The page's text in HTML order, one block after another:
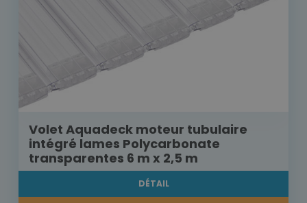
Volet Aquadeck moteur tubulaire
intégré lames Polycarbonate
transparentes 6 m x 2,5 m
DÉTAIL